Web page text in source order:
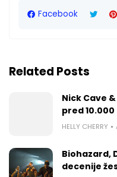
Facebook
Related Posts
Nick Cave
pred
HELLY CHERRY
Biohazard,
decenije